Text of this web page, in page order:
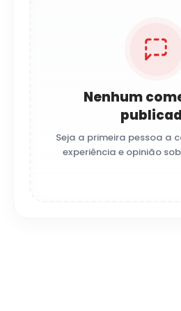
Nenhum
Seja a primeira pessoa a
experiência e opinião